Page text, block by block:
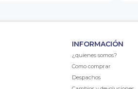
INFORMACIÓN
¿quienes somos?
Como comprar
Despachos